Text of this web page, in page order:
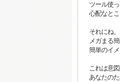
ツール使っ
心配なとこ
それにね、
メガまる簡
簡単のイメ
これは意図
あなたのた